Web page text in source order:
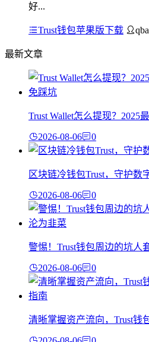
好...
Trust钱包苹果版下载
最新文章
Trust Wallet怎么提现？2025
2026-08-06 0
区块链冷钱包Trust，守护数
2026-08-06 0
警惕！Trust钱包周边的坑人
2026-08-06 0
清晰掌握资产流向，Trust钱